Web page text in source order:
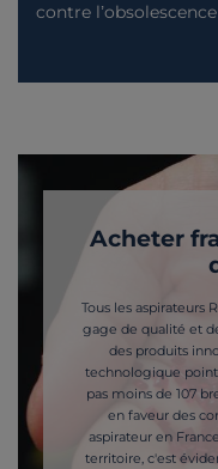
contre
Acheter
Tous les aspirateurs
gage de qualité et
des produits
technologique
pas moins de 107
en faveur des
aspirateur en
territoire, c'est